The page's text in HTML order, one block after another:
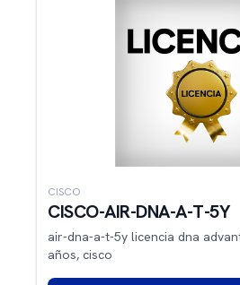
CISCO
CISCO-AIR-DNA-A-T-5Y
air-dna-a-t-5y licencia dna
años, cisco